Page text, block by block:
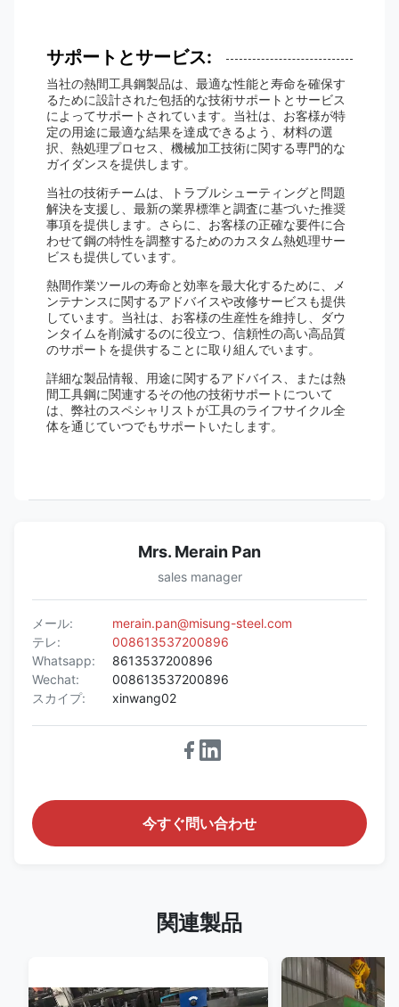
サポートとサービス:
当社の熱間工具鋼製品は、最適な性能と寿命を確保す
るために設計された包括的な技術サポートとサービス
によってサポートされています。当社は、お客様が特
定の用途に最適な結果を達成できるよう、材料の選
択、熱処理プロセス、機械加工技術に関する専門的な
ガイダンスを提供します。
当社の技術チームは、トラブルシューティングと問題
解決を支援し、最新の業界標準と調査に基づいた推奨
事項を提供します。さらに、お客様の正確な要件に合
わせて鋼の特性を調整するためのカスタム熱処理サー
ビスも提供しています。
熱間作業ツールの寿命と効率を最大化するために、メ
ンテナンスに関するアドバイスや改修サービスも提供
しています。当社は、お客様の生産性を維持し、ダウ
ンタイムを削減するのに役立つ、信頼性の高い高品質
のサポートを提供することに取り組んでいます。
詳細な製品情報、用途に関するアドバイス、または熱
間工具鋼に関連するその他の技術サポートについて
は、弊社のスペシャリストが工具のライフサイクル全
体を通じていつでもサポートいたします。
Mrs. Merain Pan
sales manager
メール:
merain.pan@misung-steel.com
テレ:
008613537200896
Whatsapp:
8613537200896
Wechat:
008613537200896
スカイプ:
xinwang02
今すぐ問い合わせ
関連製品